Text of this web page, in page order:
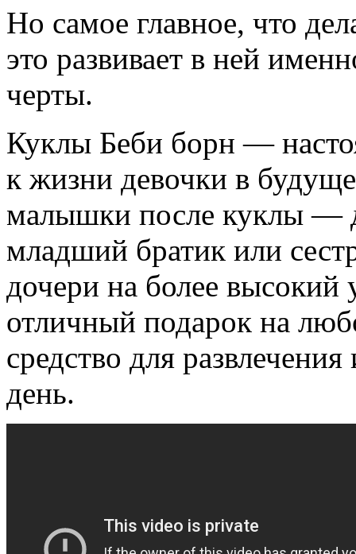
Но самое главное, что
это развивает в ней
черты.
Куклы Беби борн —
к жизни девочки в
малышки после куклы —
младший братик или
дочери на более
отличный подарок на
средство для
день.